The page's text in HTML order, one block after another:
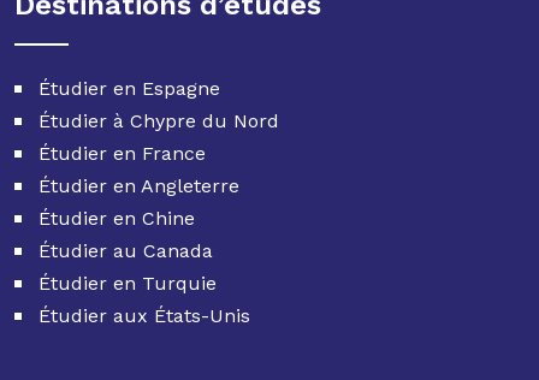
Étudier en Espagne
Étudier à Chypre du Nord
Étudier en France
Étudier en Angleterre
Étudier en Chine
Étudier au Canada
Étudier en Turquie
Étudier aux États-Unis